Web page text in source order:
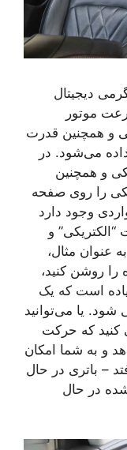
دیجیتال
موتور
و همچنین قدرت
می‌شود. در
و همچنین
را روی صفحه
وجود دارد
و
عنوان مثال،
روشن کنید،
است که یک
شود. یا می‌توانید
کنید که حرکت
و به شما امکان
– باتری در حال
در حال